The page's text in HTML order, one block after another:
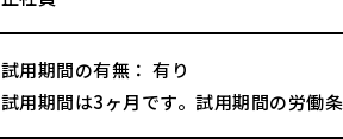
試用期間の有無： 有り
試用期間は3ヶ月です。試用期間の労働